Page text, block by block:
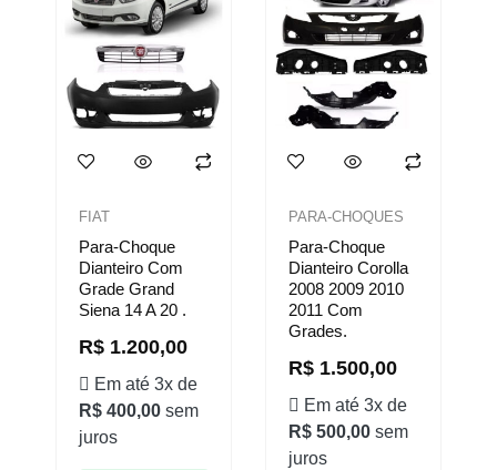
FIAT
Para-Choque
Dianteiro Com
Grade Grand
Siena 14 A 20 .
R$ 1.200,00
Em até 3x de
R$ 400,00 sem
juros
PARA-CHOQUES
Para-Choque
Dianteiro Corolla
2008 2009 2010
2011 Com
Grades.
R$ 1.500,00
Em até 3x de
R$ 500,00 sem
juros